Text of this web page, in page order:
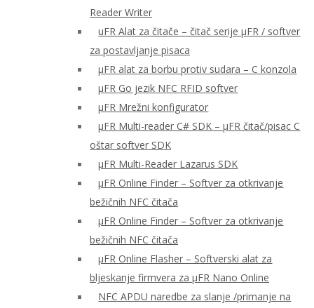
Reader Writer
uFR Alat za čitače – čitač serije μFR / softver
za postavljanje pisaca
μFR alat za borbu protiv sudara – C konzola
μFR Go jezik NFC RFID softver
μFR Mrežni konfigurator
μFR Multi-reader C# SDK – μFR čitač/pisac C
oštar softver SDK
μFR Multi-Reader Lazarus SDK
μFR Online Finder – Softver za otkrivanje
bežičnih NFC čitača
μFR Online Finder – Softver za otkrivanje
bežičnih NFC čitača
μFR Online Flasher – Softverski alat za
bljeskanje firmvera za μFR Nano Online
NFC APDU naredbe za slanje /primanje na